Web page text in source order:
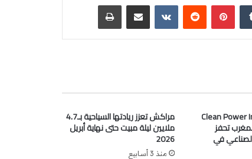
بينتيريست
Clean Power
تحفز
في
مراكش تعزز ريادتها السياحية بـ4.7
ملايين ليلة مبيت حتى نهاية أبريل
2026
منذ 3 أسابيع